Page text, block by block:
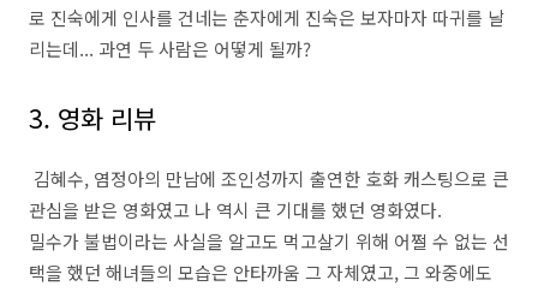
로 진숙에게 인사를 건네는 춘자에게 진숙은 보자마자 따귀를 날
리는데... 과연 두 사람은 어떻게 될까?
3. 영화 리뷰
김혜수, 염정아의 만남에 조인성까지 출연한 호화 캐스팅으로 큰
관심을 받은 영화였고 나 역시 큰 기대를 했던 영화였다.
밀수가 불법이라는 사실을 알고도 먹고살기 위해 어쩔 수 없는 선
택을 했던 해녀들의 모습은 안타까움 그 자체였고, 그 와중에도